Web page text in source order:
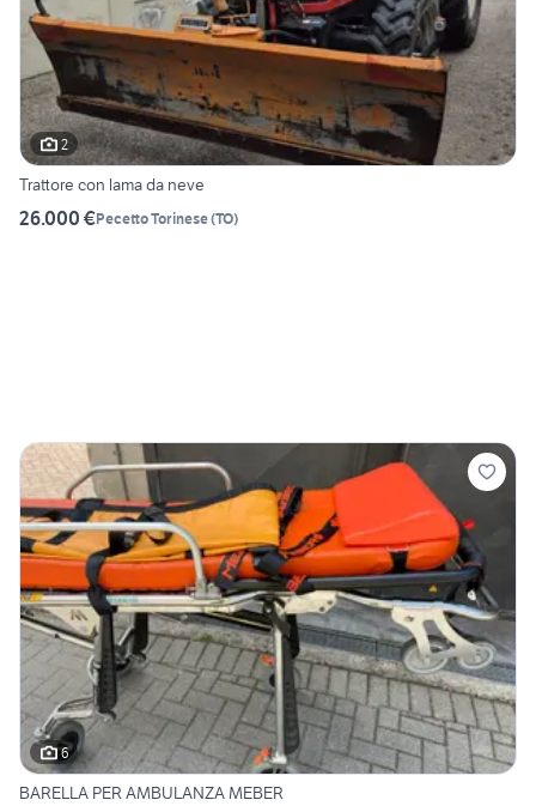
2
Trattore con lama da neve
26.000 €Pecetto Torinese(TO)
6
BARELLA PER AMBULANZA MEBER